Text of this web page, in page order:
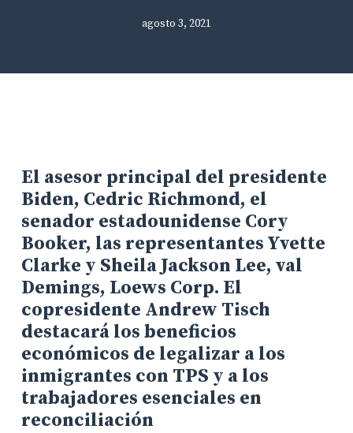
agosto 3, 2021
El asesor principal del presidente
Biden, Cedric Richmond, el
senador estadounidense Cory
Booker, las representantes Yvette
Clarke y Sheila Jackson Lee, val
Demings, Loews Corp. El
copresidente Andrew Tisch
destacará los beneficios
económicos de legalizar a los
inmigrantes con TPS y a los
trabajadores esenciales en
reconciliación